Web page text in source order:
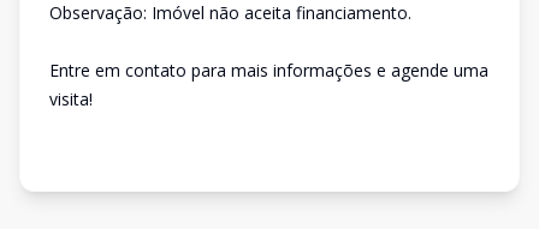
Observação: Imóvel não aceita financiamento.
Entre em contato para mais informações e agende uma
visita!